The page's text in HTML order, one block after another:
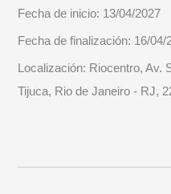
Fecha de inicio: 13/04/2027
Fecha de finalización: 16/04/
Localización: Riocentro, Av.
Tijuca, Rio de Janeiro - RJ,